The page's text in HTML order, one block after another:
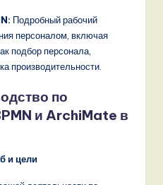
Подробный рабочий
персоналом, включая
подбор персонала,
производительности.
по
и ArchiMate в
и цели